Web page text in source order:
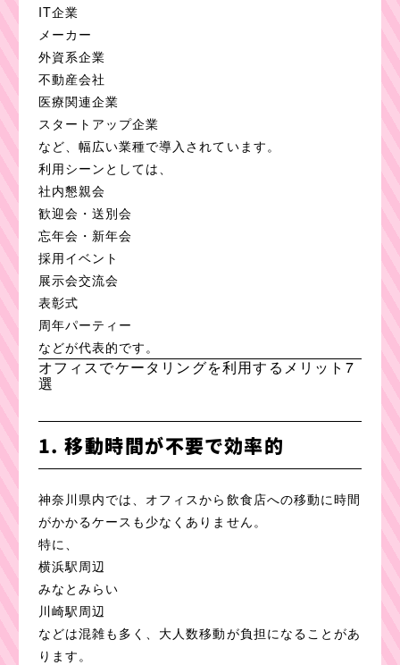
IT企業
メーカー
外資系企業
不動産会社
医療関連企業
スタートアップ企業
など、幅広い業種で導入されています。
利用シーンとしては、
社内懇親会
歓迎会・送別会
忘年会・新年会
採用イベント
展示会交流会
表彰式
周年パーティー
などが代表的です。
オフィスでケータリングを利用するメリット7
選
1. 移動時間が不要で効率的
神奈川県内では、オフィスから飲食店への移動に時間
がかかるケースも少なくありません。
特に、
横浜駅周辺
みなとみらい
川崎駅周辺
などは混雑も多く、大人数移動が負担になることがあ
ります。